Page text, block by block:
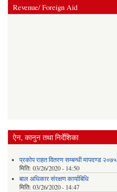
Revenue/ Foreign Aid
ऐन, कानुन तथा निर्देशिका
प्रकोप राहत वितरण सम्बन्धी मापदण्ड २०७५
मिति: 03/26/2020 - 14:50
बाल अधिकार संरक्षण कार्याबिधि
मिति: 03/26/2020 - 14:47